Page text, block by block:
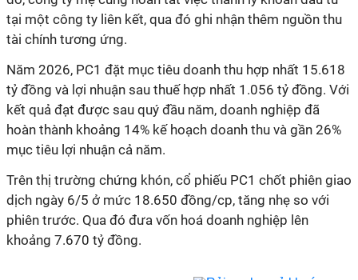
tại một công ty liên kết, qua đó ghi nhận thêm nguồn thu
tài chính tương ứng.
Năm 2026, PC1 đặt mục tiêu doanh thu hợp nhất 15.618
tỷ đồng và lợi nhuận sau thuế hợp nhất 1.056 tỷ đồng. Với
kết quả đạt được sau quý đầu năm, doanh nghiệp đã
hoàn thành khoảng 14% kế hoạch doanh thu và gần 26%
mục tiêu lợi nhuận cả năm.
Trên thị trường chứng khón, cổ phiếu PC1 chốt phiên giao
dịch ngày 6/5 ở mức 18.650 đồng/cp, tăng nhẹ so với
phiên trước. Qua đó đưa vốn hoá doanh nghiệp lên
khoảng 7.670 tỷ đồng.